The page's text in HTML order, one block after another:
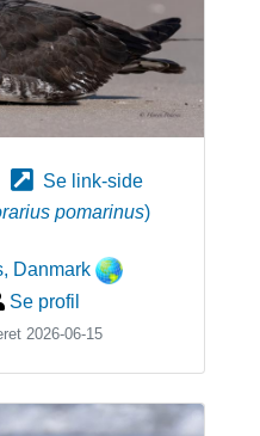
Se link-side
pomarinus)
, Danmark
Se profil
2026-06-15